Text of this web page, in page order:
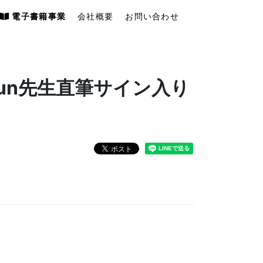
電子書籍事業 会社概要 お問い合わせ
先生直筆サイン入り